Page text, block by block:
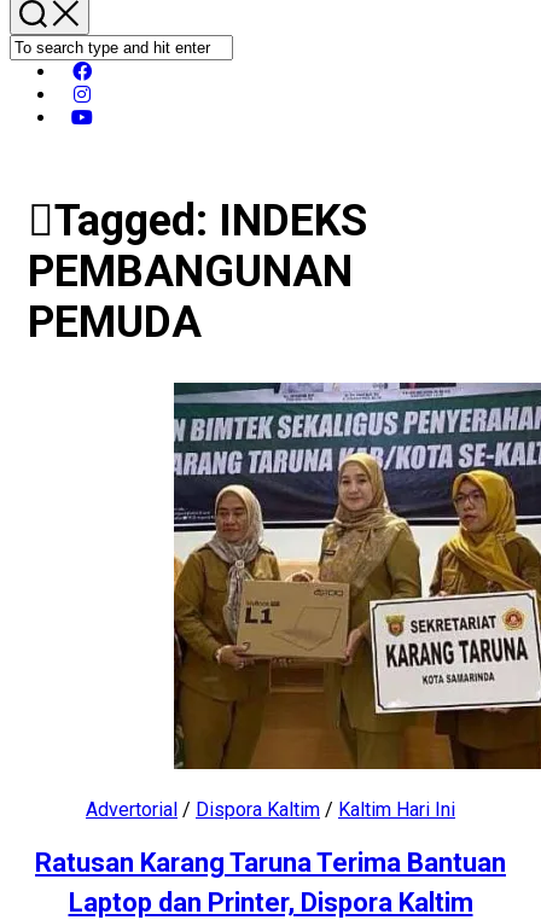
Tagged: INDEKS
PEMBANGUNAN
PEMUDA
Advertorial / Dispora Kaltim / Kaltim Hari Ini
Ratusan Karang Taruna Terima Bantuan
Laptop dan Printer, Dispora Kaltim